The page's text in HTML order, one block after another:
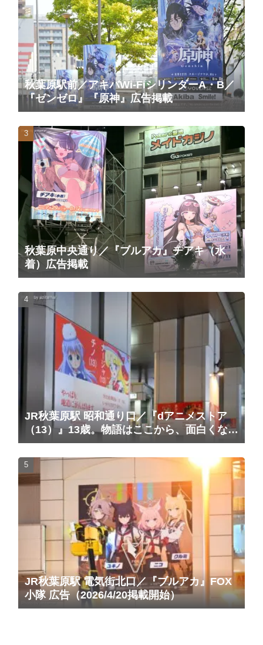
秋葉原駅前／アキバWi-FiシリンダーA・B／
『ゼンゼロ』『原神』広告掲載
秋葉原中央通り／『ブルアカ』チアキ（水
着）広告掲載
JR秋葉原駅 昭和通り口／『dアニメストア
（13）』13歳。物語はここから、面白くな
る。広告（2025/10/20掲載開始）
JR秋葉原駅 電気街北口／『ブルアカ』FOX
小隊 広告（2026/4/20掲載開始）